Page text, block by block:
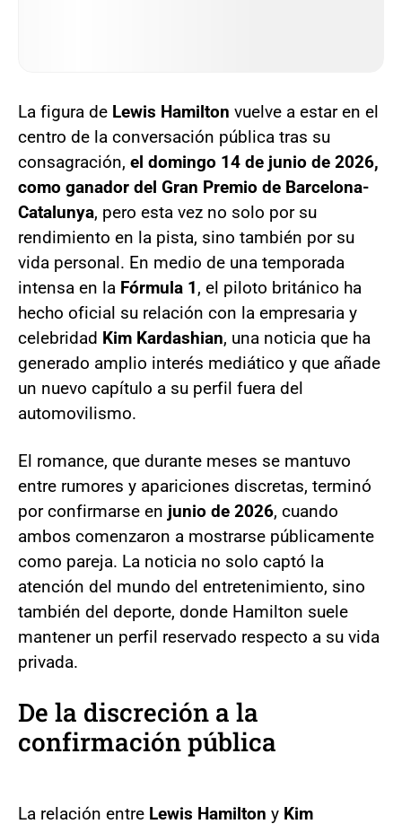
La figura de Lewis Hamilton vuelve a estar en el
centro de la conversación pública tras su
consagración, el domingo 14 de junio de 2026,
como ganador del Gran Premio de Barcelona-
Catalunya, pero esta vez no solo por su
rendimiento en la pista, sino también por su
vida personal. En medio de una temporada
intensa en la Fórmula 1, el piloto británico ha
hecho oficial su relación con la empresaria y
celebridad Kim Kardashian, una noticia que ha
generado amplio interés mediático y que añade
un nuevo capítulo a su perfil fuera del
automovilismo.
El romance, que durante meses se mantuvo
entre rumores y apariciones discretas, terminó
por confirmarse en junio de 2026, cuando
ambos comenzaron a mostrarse públicamente
como pareja. La noticia no solo captó la
atención del mundo del entretenimiento, sino
también del deporte, donde Hamilton suele
mantener un perfil reservado respecto a su vida
privada.
De la discreción a la
confirmación pública
La relación entre Lewis Hamilton y Kim